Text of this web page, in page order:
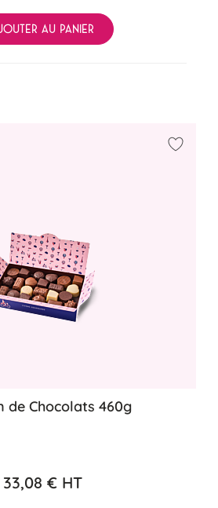
AU PANIER
de Chocolats 460g
33,08 €HT